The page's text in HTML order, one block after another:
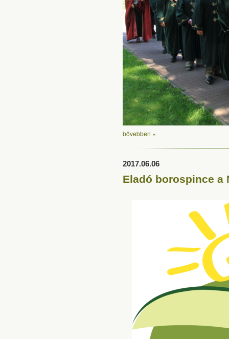
bővebben »
2017.06.06
Eladó borospince a